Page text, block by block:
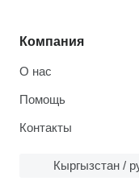
Компания
О нас
Помощь
Контакты
Кыргызстан /